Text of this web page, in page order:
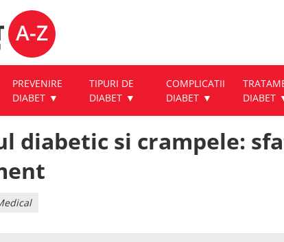
PREVENIRE
DIABET
TIPURI DE
DIABET
COMPLICATII
DIABET
DIABET
diabetic si crampele: